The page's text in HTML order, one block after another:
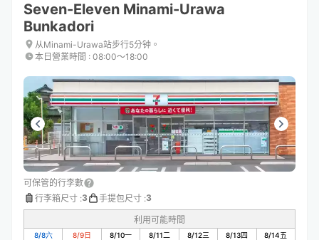
keyboard
shortcuts
for
changing
keyboard
for
changing
Seven-Eleven Minami-Urawa
Bunkadori
从Minami-Urawa站步行5分钟。
本日營業時間 : 08:00〜18:00
可保管的行李數
行李箱尺寸 :3 手提包尺寸 :3
利用可能時間
8/8六 8/9日 8/10一 8/11二 8/12三 8/13四 8/14五